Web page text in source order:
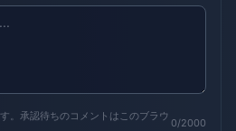
。承認待ちのコメントはこのブラウ
0/2000